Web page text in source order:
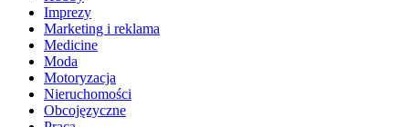
Imprezy
Marketing i reklama
Medicine
Moda
Motoryzacja
Nieruchomości
Obcojęzyczne